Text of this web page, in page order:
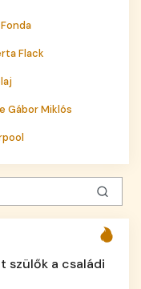
Flack
Gábor Miklós
szülők a családi